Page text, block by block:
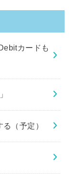
カードも
（予定）